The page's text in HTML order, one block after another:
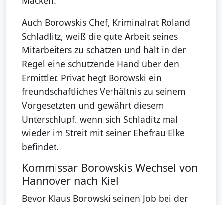
Auch Borowskis Chef, Kriminalrat Roland
Schladlitz, weiß die gute Arbeit seines
Mitarbeiters zu schätzen und hält in der
Regel eine schützende Hand über den
Ermittler. Privat hegt Borowski ein
freundschaftliches Verhältnis zu seinem
Vorgesetzten und gewährt diesem
Unterschlupf, wenn sich Schladitz mal
wieder im Streit mit seiner Ehefrau Elke
befindet.
Kommissar Borowskis Wechsel von
Hannover nach Kiel
Bevor Klaus Borowski seinen Job bei der